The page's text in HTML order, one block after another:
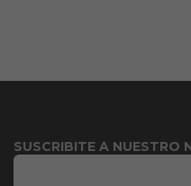
SUSCRIBITE A NUESTRO